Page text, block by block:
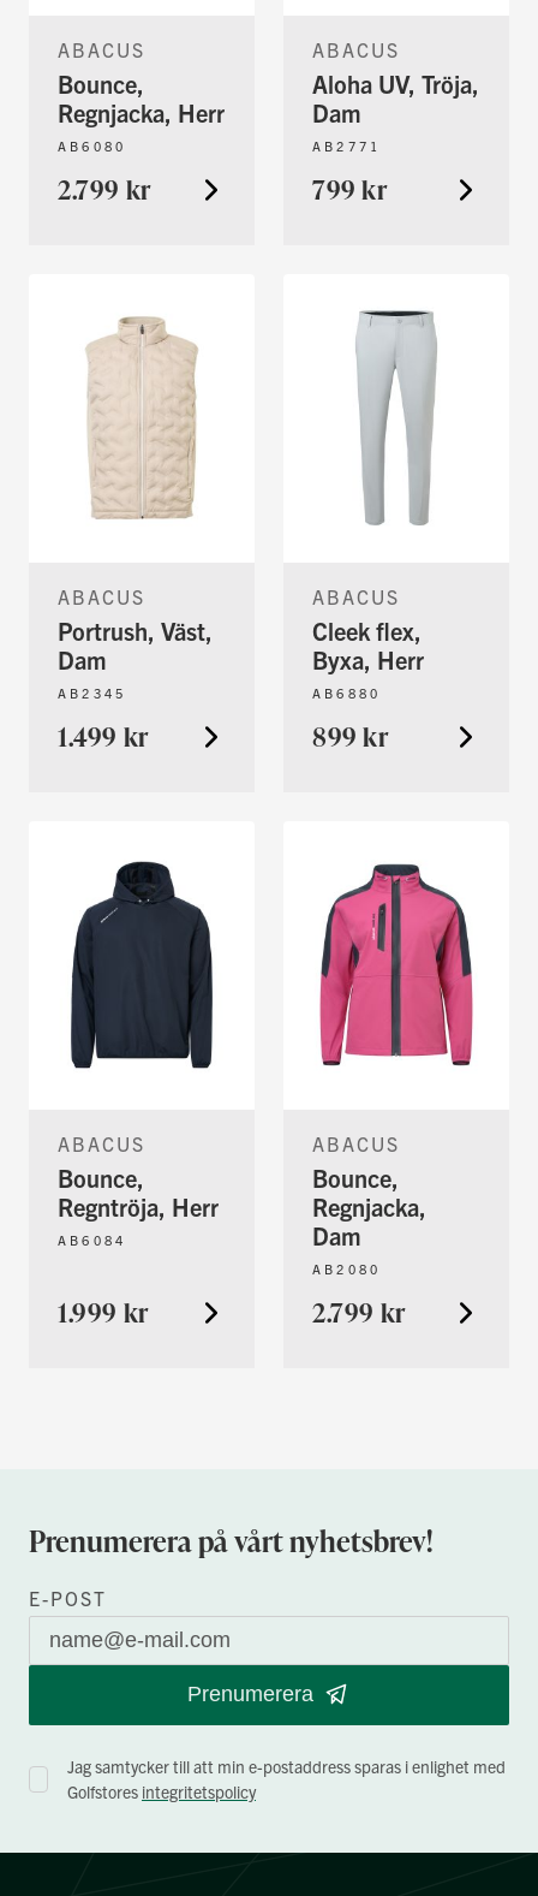
ABACUS
Bounce,
Regnjacka, Herr
AB6080
2.799 kr
ABACUS
Aloha UV, Tröja,
Dam
AB2771
799 kr
ABACUS
Portrush, Väst,
Dam
AB2345
1.499 kr
ABACUS
Cleek flex,
Byxa, Herr
AB6880
899 kr
ABACUS
Bounce,
Regntröja, Herr
AB6084
1.999 kr
ABACUS
Bounce,
Regnjacka,
Dam
AB2080
2.799 kr
Prenumerera på vårt nyhetsbrev!
E-POST
Prenumerera
Jag samtycker till att min e-postaddress sparas i enlighet med
Golfstores integritetspolicy